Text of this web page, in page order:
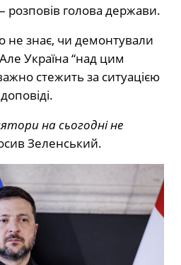
розповів голова держави.
не знає, чи демонтували
Україна “над цим
стежить за ситуацією
на сьогодні не
Зеленський.